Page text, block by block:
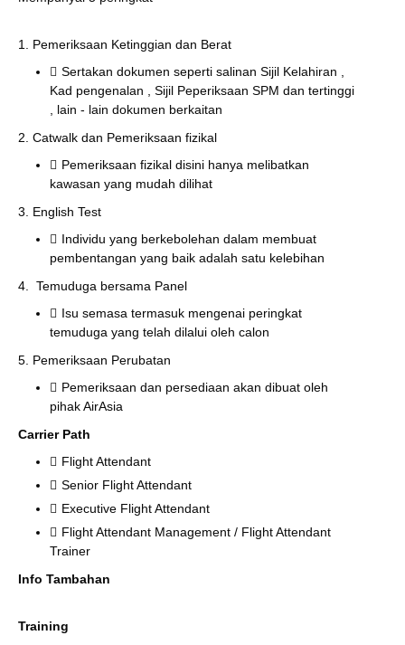
1. Pemeriksaan Ketinggian dan Berat
Sertakan dokumen seperti salinan Sijil Kelahiran ,
Kad pengenalan , Sijil Peperiksaan SPM dan tertinggi
, lain - lain dokumen berkaitan
2. Catwalk dan Pemeriksaan fizikal
Pemeriksaan fizikal disini hanya melibatkan
kawasan yang mudah dilihat
3. English Test
Individu yang berkebolehan dalam membuat
pembentangan yang baik adalah satu kelebihan
4. Temuduga bersama Panel
Isu semasa termasuk mengenai peringkat
temuduga yang telah dilalui oleh calon
5. Pemeriksaan Perubatan
Pemeriksaan dan persediaan akan dibuat oleh
pihak AirAsia
Carrier Path
Flight Attendant
Senior Flight Attendant
Executive Flight Attendant
Flight Attendant Management / Flight Attendant
Trainer
Info Tambahan
Training